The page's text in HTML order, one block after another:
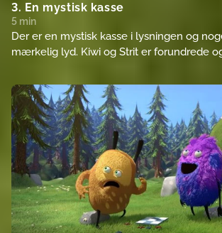
3. En mystisk kasse
5 min
Der er en mystisk kasse i lysningen og
mærkelig lyd. Kiwi og Strit er forundrede